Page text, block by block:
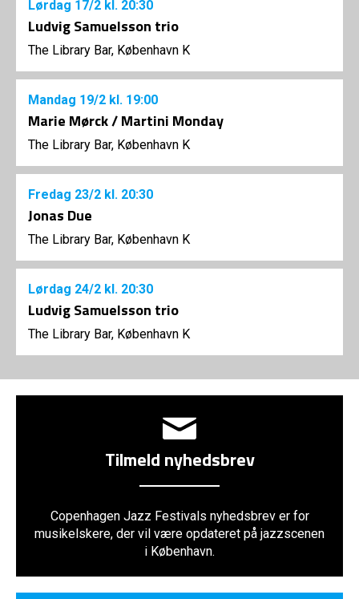
Lørdag 17/2 kl. 20:30
Ludvig Samuelsson trio
The Library Bar, København K
Mandag 19/2 kl. 19:00
Marie Mørck / Martini Monday
The Library Bar, København K
Fredag 23/2 kl. 20:30
Jonas Due
The Library Bar, København K
Lørdag 24/2 kl. 20:30
Ludvig Samuelsson trio
The Library Bar, København K
Tilmeld nyhedsbrev
Copenhagen Jazz Festivals nyhedsbrev er for
musikelskere, der vil være opdateret på jazzscenen
i København.